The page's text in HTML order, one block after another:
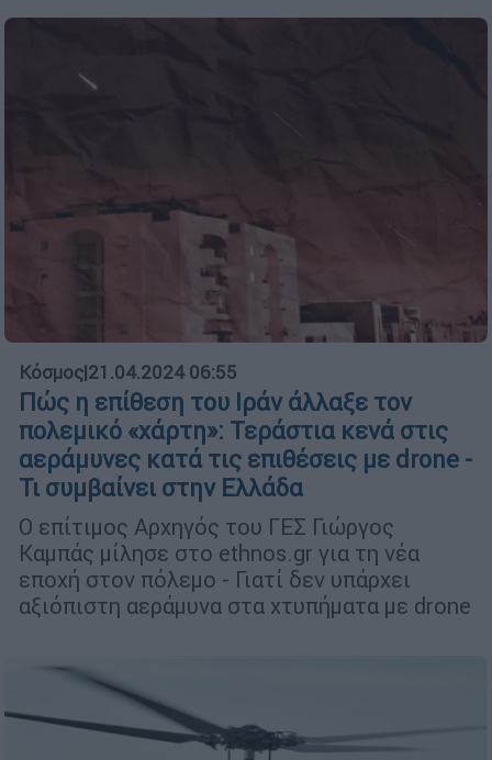
Κόσμος|21.04.2024 06:55
Πώς η επίθεση του Ιράν άλλαξε τον
πολεμικό «χάρτη»: Τεράστια κενά στις
αεράμυνες κατά τις επιθέσεις με drone -
Τι συμβαίνει στην Ελλάδα
Ο επίτιμος Αρχηγός του ΓΕΣ Γιώργος
Καμπάς μίλησε στο ethnos.gr για τη νέα
εποχή στον πόλεμο - Γιατί δεν υπάρχει
αξιόπιστη αεράμυνα στα χτυπήματα με drone